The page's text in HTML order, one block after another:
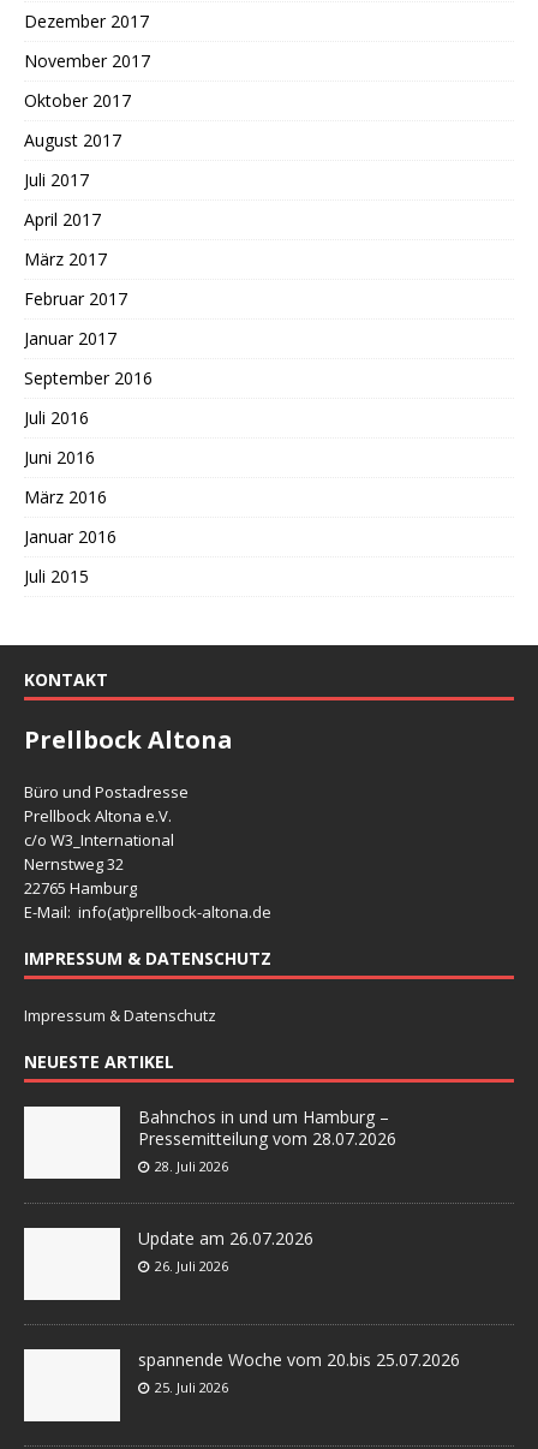
Dezember 2017
November 2017
Oktober 2017
August 2017
Juli 2017
April 2017
März 2017
Februar 2017
Januar 2017
September 2016
Juli 2016
Juni 2016
März 2016
Januar 2016
Juli 2015
KONTAKT
Prellbock Altona
Büro und Postadresse
Prellbock Altona e.V.
c/o W3_International
Nernstweg 32
22765 Hamburg
E-Mail: info(at)prellbock-altona.de
IMPRESSUM & DATENSCHUTZ
Impressum & Datenschutz
NEUESTE ARTIKEL
Bahnchos in und um Hamburg –
Pressemitteilung vom 28.07.2026
28. Juli 2026
Update am 26.07.2026
26. Juli 2026
spannende Woche vom 20.bis 25.07.2026
25. Juli 2026